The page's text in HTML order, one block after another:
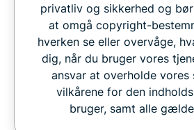
privatliv og sikkerhed og
at omgå copyright-
hverken se eller overvåge,
dig, når du bruger vores
ansvar at overholde vores
vilkårene for den
bruger, samt alle